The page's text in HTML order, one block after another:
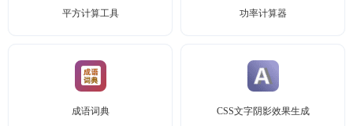
平方计算工具 功率计算器
成语词典 CSS文字阴影效果生成